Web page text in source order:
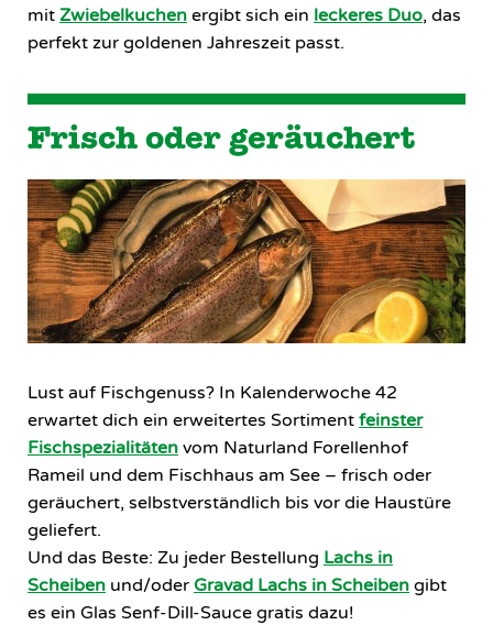
mit Zwiebelkuchen ergibt sich ein leckeres Duo, das
perfekt zur goldenen Jahreszeit passt.
Frisch oder geräuchert
Lust auf Fischgenuss? In Kalenderwoche 42
erwartet dich ein erweitertes Sortiment feinster
Fischspezialitäten vom Naturland Forellenhof
Rameil und dem Fischhaus am See – frisch oder
geräuchert, selbstverständlich bis vor die Haustüre
geliefert.
Und das Beste: Zu jeder Bestellung Lachs in
Scheiben und/oder Gravad Lachs in Scheiben gibt
es ein Glas Senf-Dill-Sauce gratis dazu!